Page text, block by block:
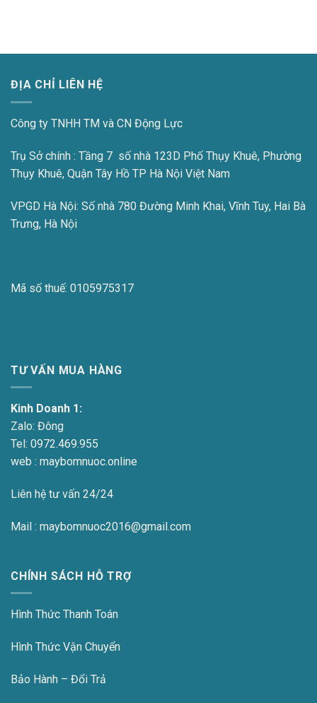
ĐỊA CHỈ LIÊN HỆ
Công ty TNHH TM và CN Động Lực
Trụ Sở chính : Tầng 7 số nhà 123D Phố Thụy Khuê, Phường
Thụy Khuê, Quận Tây Hồ TP Hà Nội Việt Nam
VPGD Hà Nội: Số nhà 780 Đường Minh Khai, Vĩnh Tuy, Hai Bà
Trưng, Hà Nội
Mã số thuế: 0105975317
TƯ VẤN MUA HÀNG
Kinh Doanh 1:
Zalo: Đông
Tel: 0972.469.955
web : maybomnuoc.online
Liên hệ tư vấn 24/24
Mail : maybomnuoc2016@gmail.com
CHÍNH SÁCH HỖ TRỢ
Hình Thức Thanh Toán
Hình Thức Vận Chuyển
Bảo Hành – Đổi Trả